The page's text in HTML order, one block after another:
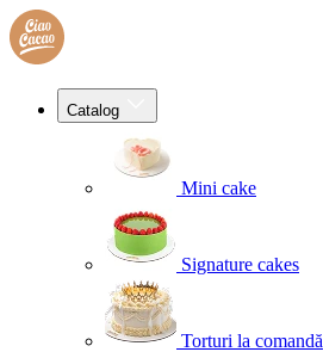
Catalog
Mini cake
Signature cakes
Torturi la comandă